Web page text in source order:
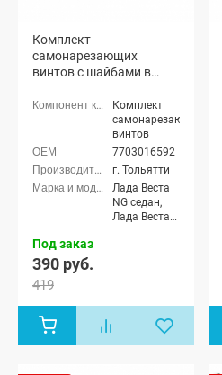
Комплект
самонарезающих
винтов с шайбами в
рэй, Веста, Веста NG,
Гранта ФЛ, Ларгус, Рено
Комплект
самонарезающих
винтов
7703016592
г. Тольятти
Лада Веста
NG седан,
Лада Веста
Лада Веста
универсал,
Под заказ
390 руб.
419